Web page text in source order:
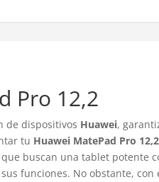
Pro 12,2
de dispositivos Huawei,
tu Huawei MatePad Pro 12,2
buscan una tablet potente
funciones. No obstante, con